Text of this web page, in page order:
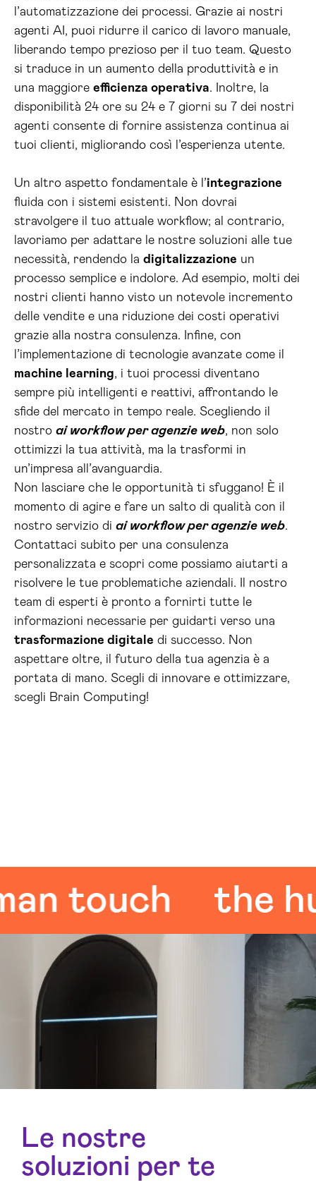
l’automatizzazione dei processi. Grazie ai nostri
agenti AI, puoi ridurre il carico di lavoro manuale,
liberando tempo prezioso per il tuo team. Questo
si traduce in un aumento della produttività e in
una maggiore efficienza operativa. Inoltre, la
disponibilità 24 ore su 24 e 7 giorni su 7 dei nostri
agenti consente di fornire assistenza continua ai
tuoi clienti, migliorando così l’esperienza utente.
Un altro aspetto fondamentale è l’integrazione
fluida con i sistemi esistenti. Non dovrai
stravolgere il tuo attuale workflow; al contrario,
lavoriamo per adattare le nostre soluzioni alle tue
necessità, rendendo la digitalizzazione un
processo semplice e indolore. Ad esempio, molti dei
nostri clienti hanno visto un notevole incremento
delle vendite e una riduzione dei costi operativi
grazie alla nostra consulenza. Infine, con
l’implementazione di tecnologie avanzate come il
machine learning, i tuoi processi diventano
sempre più intelligenti e reattivi, affrontando le
sfide del mercato in tempo reale. Scegliendo il
nostro ai workflow per agenzie web, non solo
ottimizzi la tua attività, ma la trasformi in
un’impresa all’avanguardia.
Non lasciare che le opportunità ti sfuggano! È il
momento di agire e fare un salto di qualità con il
nostro servizio di ai workflow per agenzie web.
Contattaci subito per una consulenza
personalizzata e scopri come possiamo aiutarti a
risolvere le tue problematiche aziendali. Il nostro
team di esperti è pronto a fornirti tutte le
informazioni necessarie per guidarti verso una
trasformazione digitale di successo. Non
aspettare oltre, il futuro della tua agenzia è a
portata di mano. Scegli di innovare e ottimizzare,
scegli Brain Computing!
the
Le nostre
soluzioni per te